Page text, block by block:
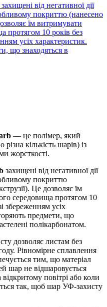
від негативної дії
покриттю (нанесено
їм витримувати
протягом 10 років без
усіх характеристик.
що знаходяться в
— це полімер, який
кількість шарів) із
жорсткості.
захищені від негативної дії
покриттю
Це дозволяє їм
середовища протягом 10
збереженням усіх
предмети, що
полікарбонатом.
дозволяє листам без
Рівномірне сплавлення
тим, що матеріал
шар не відшаровується
повітрі або коли
так, щоб шар УФ-захисту